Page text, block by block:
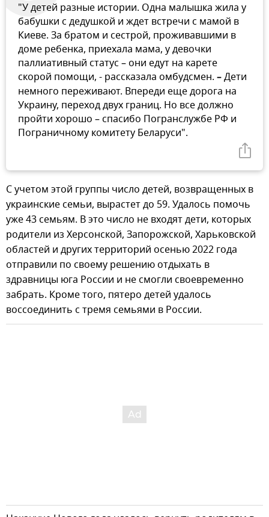
"У детей разные истории. Одна малышка жила у
бабушки с дедушкой и ждет встречи с мамой в
Киеве. За братом и сестрой, проживавшими в
доме ребенка, приехала мама, у девочки
паллиативный статус – они едут на карете
скорой помощи, - рассказала омбудсмен. –Дети
немного переживают. Впереди еще дорога на
Украину, переход двух границ. Но все должно
пройти хорошо – спасибо Погранслужбе РФ и
Пограничному комитету Беларуси".
С учетом этой группы число детей, возвращенных в
украинские семьи, вырастет до 59. Удалось помочь
уже 43 семьям. В это число не входят дети, которых
родители из Херсонской, Запорожской, Харьковской
областей и других территорий осенью 2022 года
отправили по своему решению отдыхать в
здравницы юга России и не смогли своевременно
забрать. Кроме того, пятеро детей удалось
воссоединить с тремя семьями в России.